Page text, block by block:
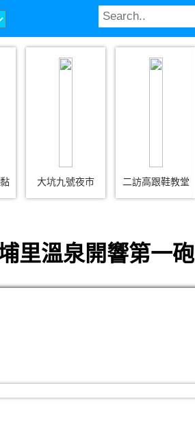
大坑九號夜市 二訪高跟鞋教堂
里溫泉開響第一砲